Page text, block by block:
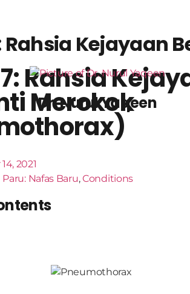
Rahsia
Dr. Nurul Yaqeen
7: Rahsia
Merokok
2021
Nafas Baru,Conditions